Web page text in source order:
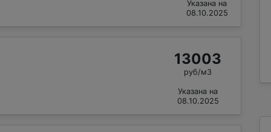
Указана на
08.10.2025
13003
руб/м3
Указана на
08.10.2025